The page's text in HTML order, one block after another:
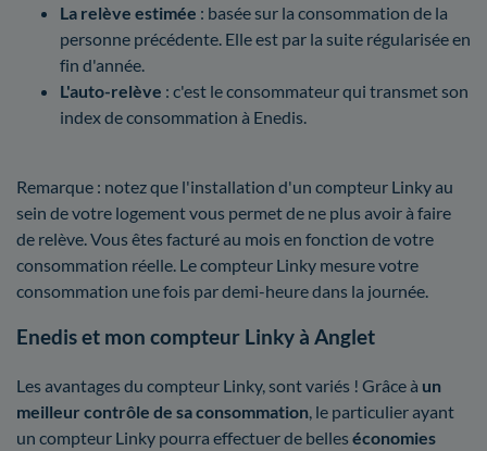
La relève estimée : basée sur la consommation de la
personne précédente. Elle est par la suite régularisée en
fin d'année.
L'auto-relève : c'est le consommateur qui transmet son
index de consommation à Enedis.
Remarque : notez que l'installation d'un compteur Linky au
sein de votre logement vous permet de ne plus avoir à faire
de relève. Vous êtes facturé au mois en fonction de votre
consommation réelle. Le compteur Linky mesure votre
consommation une fois par demi-heure dans la journée.
Enedis et mon compteur Linky à Anglet
Les avantages du compteur Linky, sont variés ! Grâce à un
meilleur contrôle de sa consommation , le particulier ayant
un compteur Linky pourra effectuer de belles économies